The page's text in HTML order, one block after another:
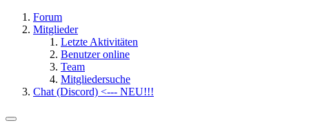
Forum
Mitglieder
Letzte Aktivitäten
Benutzer online
Team
Mitgliedersuche
Chat (Discord) <--- NEU!!!